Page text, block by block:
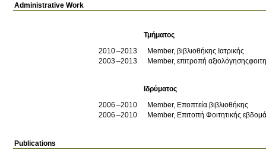
Administrative Work
Τμήματος
2010
2013
Member, βιβλιοθήκης Ιατρικής
2003
2013 Member, επιτροπή
Ιδρύματος
2006
2010
Member, Εποπτεία βιβλιοθήκης
2006
2010 Member, Επιτοπή Φοιτητικής
Publications